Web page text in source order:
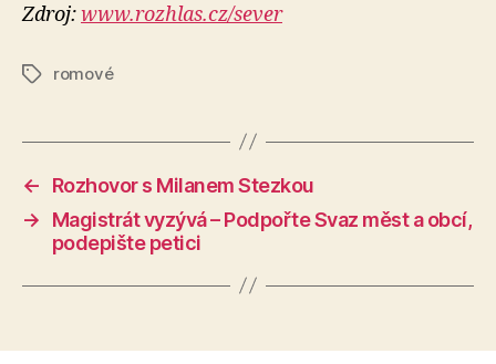
Zdroj:www.rozhlas.cz/sever
Štítkyromové
←
Rozhovor s Milanem Stezkou
→
Magistrát vyzývá – Podpořte Svaz měst a obcí,
podepište petici